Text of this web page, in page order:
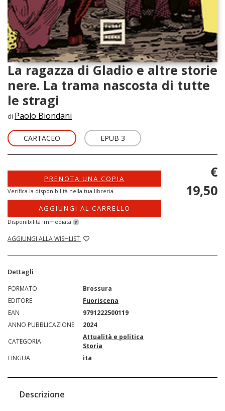
La ragazza di Gladio e altre storie
nere. La trama nascosta di tutte
le stragi
di Paolo Biondani
CARTACEO EPUB 3
PRENOTA UNA COPIA
Verifica la disponibilità nella tua libreria
AGGIUNGI AL CARRELLO
Disponibilità immediata ?
AGGIUNGI ALLA WISHLIST
€
19,50
Dettagli
FORMATO
Brossura
EDITORE
Fuoriscena
EAN
9791222500119
ANNO PUBBLICAZIONE
2024
CATEGORIA
Attualità e politica
Storia
LINGUA
ita
Descrizione